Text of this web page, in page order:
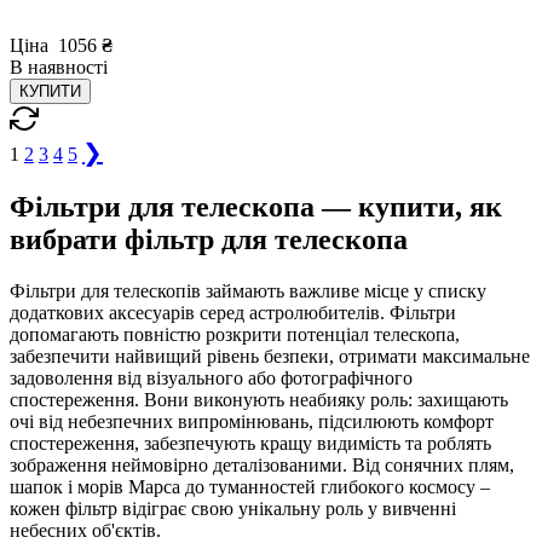
Ціна 1056 ₴
В наявності
КУПИТИ
1 2 3 4 5 ❯
Фільтри для телескопа — купити, як
вибрати фільтр для телескопа
Фільтри для телескопів займають важливе місце у списку
додаткових аксесуарів серед астролюбителів. Фільтри
допомагають повністю розкрити потенціал телескопа,
забезпечити найвищий рівень безпеки, отримати максимальне
задоволення від візуального або фотографічного
спостереження. Вони виконують неабияку роль: захищають
очі від небезпечних випромінювань, підсилюють комфорт
спостереження, забезпечують кращу видимість та роблять
зображення неймовірно деталізованими. Від сонячних плям,
шапок і морів Марса до туманностей глибокого космосу –
кожен фільтр відіграє свою унікальну роль у вивченні
небесних об'єктів.